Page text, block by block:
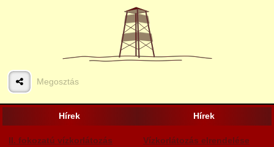
2025
Megosztás
Hírek
II. fokozatú vízkorlátozás
Hírek
Vízkorlátozás elrendelése